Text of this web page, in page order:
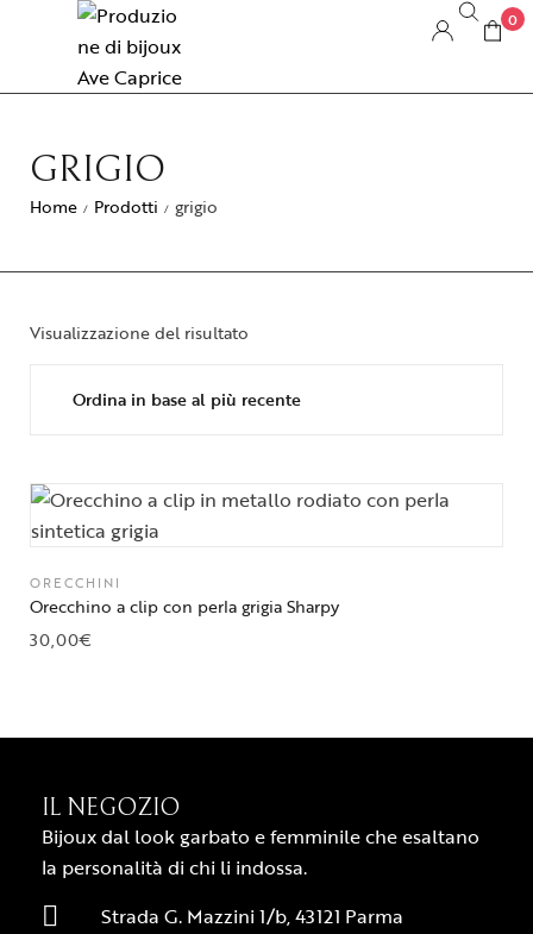
0
GRIGIO
Home / Prodotti / grigio
Visualizzazione del risultato
ORECCHINI
Orecchino a clip con perla grigia Sharpy
30,00€
IL NEGOZIO
Bijoux dal look garbato e femminile che esaltano
la personalità di chi li indossa.
Strada G. Mazzini 1/b, 43121 Parma